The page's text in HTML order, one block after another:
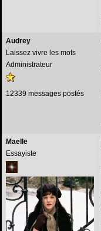
Audrey
Laissez vivre les mots
Administrateur
12339 messages postés
Maelle
Essayiste